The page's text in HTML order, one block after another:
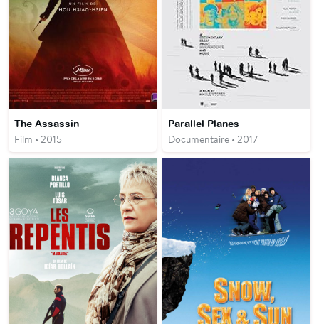
The Assassin
Film • 2015
Parallel Planes
Documentaire • 2017